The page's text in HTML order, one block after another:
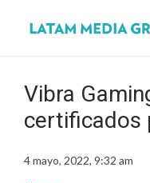
Vibra
certificados
4 mayo, 2022, 9:32 am